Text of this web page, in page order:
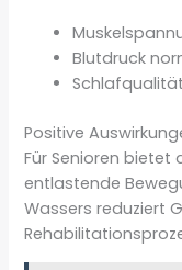
Blutdruck
Positive
Für Senioren bietet
entlastende
Wassers reduziert